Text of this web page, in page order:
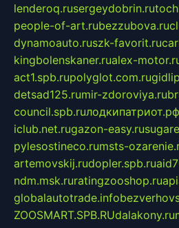
lenderoq.rusergeydobrin.ru
people-of-art.rubezzubova.ru
dynamoauto.ruszk-favorit.ru
kingbolenskaner.rualex-
act1.spb.rupolyglot.com.ru
detsad125.rumir-zdoroviya.ru
council.spb.ruлодкипатриот.рф
iclub.net.rugazon-easy.ru
pylesostineco.rumsts-
artemovskij.rudopler.spb.ru
ndm.msk.ruratingzooshop.ru
globalautotrade.info
ZOOSMART.SPB.RUdalakony.ru